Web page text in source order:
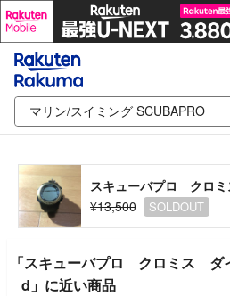
¥13,500
SOLDOUT
「スキューバプロ クロミス
d」に近い商品